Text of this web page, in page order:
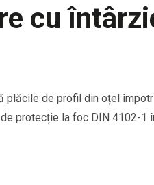
cu
plăcile de profil din oțel
protecție la foc DIN 4102-1